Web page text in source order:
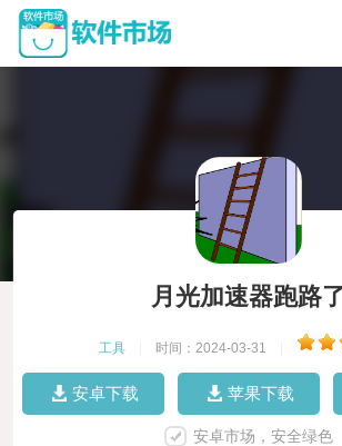
月光加速器跑路
工具 时间：2024-03-31
安卓下载 苹果下载
安卓市场，安全绿色